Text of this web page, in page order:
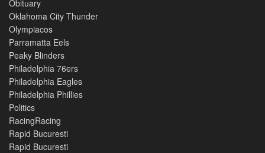
Obituary
Oklahoma City Thunder
Olympiacos
Parramatta Eels
Peaky Blinders
Philadelphia 76ers
Philadelphia Eagles
Philadelphia Phillies
Politics
RacingRacing
Rapid Bucuresti
Rapid Bucuresti